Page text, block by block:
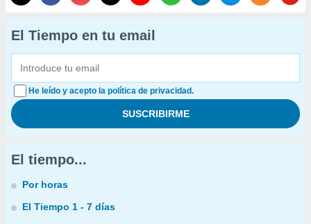
El Tiempo en tu email
He leído y acepto la política de privacidad.
El tiempo...
Por horas
El Tiempo 1 - 7 días